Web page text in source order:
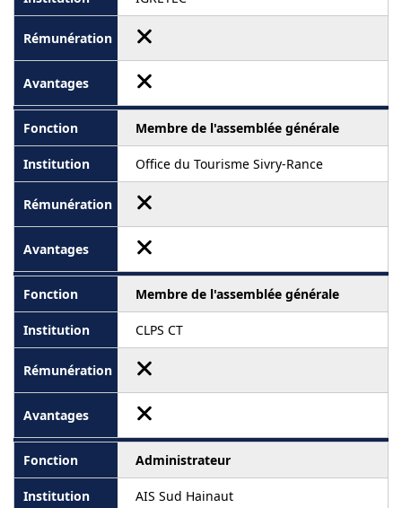
Membre de l'assemblée générale
Office du Tourisme Sivry-Rance
Membre de l'assemblée générale
CLPS CT
Administrateur
AIS Sud Hainaut